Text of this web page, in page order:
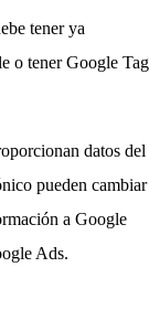
tener ya
o tener Google Tag
datos del
pueden cambiar
a Google
Ads.